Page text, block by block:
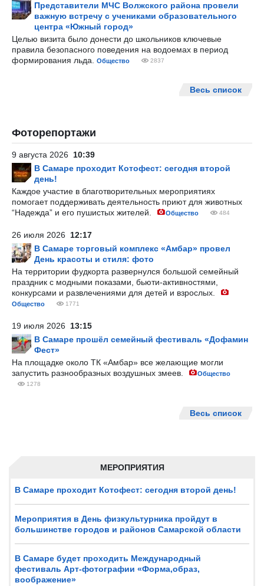
МЕРОПРИЯТИЯ
В Самаре проходит Котофест: сегодня второй день!
Мероприятия в День физкультурника пройдут в
большинстве городов и районов Самарской области
В Самаре будет проходить Международный
фестиваль Арт-фотографии «Форма,образ,
воображение»
Представители МЧС Волжского района провели
важную встречу с учениками образовательного
центра «Южный город»
Целью визита было донести до школьников ключевые
правила безопасного поведения на водоемах в период
формирования льда.
Общество 2837
Весь список
Фоторепортажи
9 августа 2026 10:39
В Самаре проходит Котофест: сегодня второй
день!
Каждое участие в благотворительных мероприятиях
помогает поддерживать деятельность приют для животных
“Надежда” и его пушистых жителей.
Общество 484
26 июля 2026 12:17
В Самаре торговый комплекс «Амбар» провел
День красоты и стиля: фото
На территории фудкорта развернулся большой семейный
праздник с модными показами, бьюти-активностями,
конкурсами и развлечениями для детей и взрослых.
Общество 1771
19 июля 2026 13:15
В Самаре прошёл семейный фестиваль «Дофамин
Фест»
На площадке около ТК «Амбар» все желающие могли
запустить разнообразных воздушных змеев.
Общество
1278
Весь список